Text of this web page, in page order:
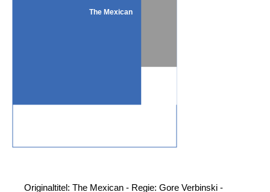
The Mexican
Originaltitel: The Mexican - Regie: Gore Verbinski -